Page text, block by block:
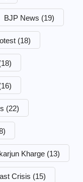
BJP News (19)
(18)
(22)
Kharge (13)
Crisis (15)